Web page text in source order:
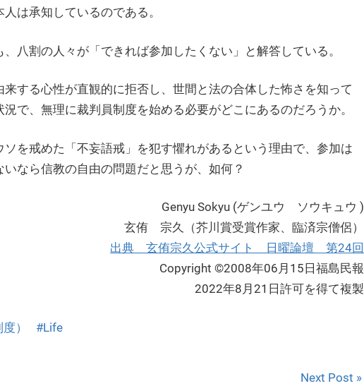
は承知しているのである。
八割の人々が「できれば参加したくない」と解答している。
する心性が直観的に拒否し、世間と法の合体した怖さを知って
で、無理に裁判員制度を始める必要がどこにあるのだろうか。
を戒めた「不妄語戒」を犯す懼れがあるという理由で、参加は
なら信教の自由の問題だと思うが、如何？
Genyu Sokyu (ゲンユウ ソウキュウ )
玄侑 宗久（芥川賞受賞作家、臨済宗僧侶）
出典 玄侑宗久公式サイト 日曜論壇 第24回
Copyright ©2008年06月15日福島民報
2022年8月21日許可を得て複製
） Life
Next Post